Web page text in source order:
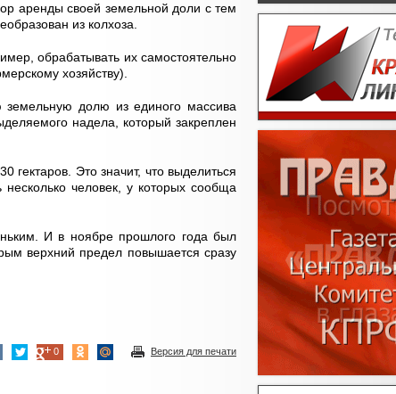
аренды своей земельной доли с тем
из колхоза.
обрабатывать их самостоятельно
хозяйству).
долю из единого массива
надела, который закреплен
Это значит, что выделиться
человек, у которых сообща
И в ноябре прошлого года был
верхний предел повышается сразу
Версия для печати
0